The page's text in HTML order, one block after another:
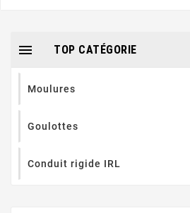
TOP CATÉGORIE

Moulures
Goulottes
Conduit rigide IRL